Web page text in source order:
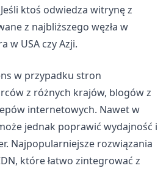
ktoś odwiedza witrynę z
z najbliższego węzła w
w USA czy Azji.
w przypadku stron
z różnych krajów, blogów z
internetowych. Nawet w
jednak poprawić wydajność i
Najpopularniejsze rozwiązania
które łatwo zintegrować z